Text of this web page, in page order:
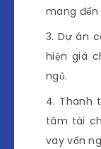
mang đến
Dự án
hiện giá
ngủ.
Thanh
tâm tài
vay vốn